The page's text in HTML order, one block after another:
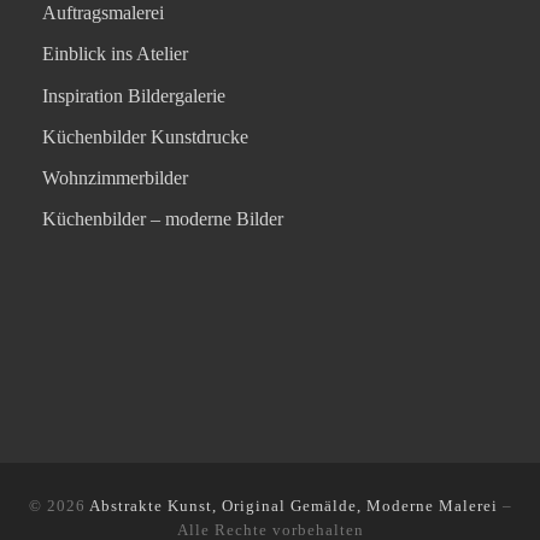
Auftragsmalerei
Einblick ins Atelier
Inspiration Bildergalerie
Küchenbilder Kunstdrucke
Wohnzimmerbilder
Küchenbilder – moderne Bilder
© 2026 Abstrakte Kunst, Original Gemälde, Moderne Malerei –
Alle Rechte vorbehalten